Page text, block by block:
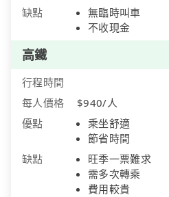
缺點
無臨時叫車
不收現金
高鐵
行程時間
每人價格
$940/人
優點
乘坐舒適
節省時間
缺點
旺季一票難求
需多次轉乘
費用較貴